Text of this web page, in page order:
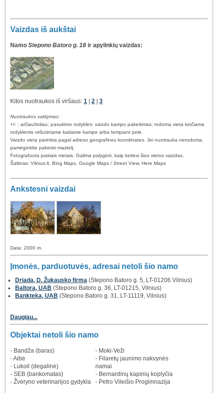
Vaizdas iš aukštai
Namo Stepono Batoro g. 18 ir apylinkių vaizdas:
Kitos nuotraukos iš viršaus: 1 2 3
Nuotraukos valdymas:
+/- : arčiau/toliau; pasukimo rodyklės: vaizdo kampo pakeitimas; rodoma vieta keičiama
rodyklėmis viršutiniame kairiame kampe arba tempiant pele.
Vaizdo vieta parinkta pagal adreso geografines koordinates. Jei nuotrauka nerodoma,
pamėginkite pakeisti mastelį.
Fotografuota įvairiais metais. Galima palyginti, kaip keitėsi šios vietos vaizdas.
Šaltiniai: Vilnius.lt, Bing Maps, Google Maps / Street View, Here Maps
Ankstesni vaizdai
Data: 2000 m.
Įmonės, parduotuvės, adresai netoli šio namo
Driada, D. Žukausko firma (Stepono Batoro g. 5, LT-01206 Vilnius)
Baltora, UAB (Stepono Batoro g. 36, LT-01215, Vilnius)
Bankteka, UAB (Stepono Batoro g. 31, LT-11119, Vilnius)
Daugiau...
Objektai netoli šio namo
- Bandža (baras)
- Aibė
- Lukoil (degalinė)
- SEB (bankomatas)
- Žvėryno veterinarijos gydykla
- Moki-Veži
- Filaretų jaunimo nakvynės
namai
- Bernardinų kapinių koplyčia
- Petro Vileišio Progimnazija